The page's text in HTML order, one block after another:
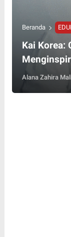
Beranda
Kai Korea:
Alana Zahira